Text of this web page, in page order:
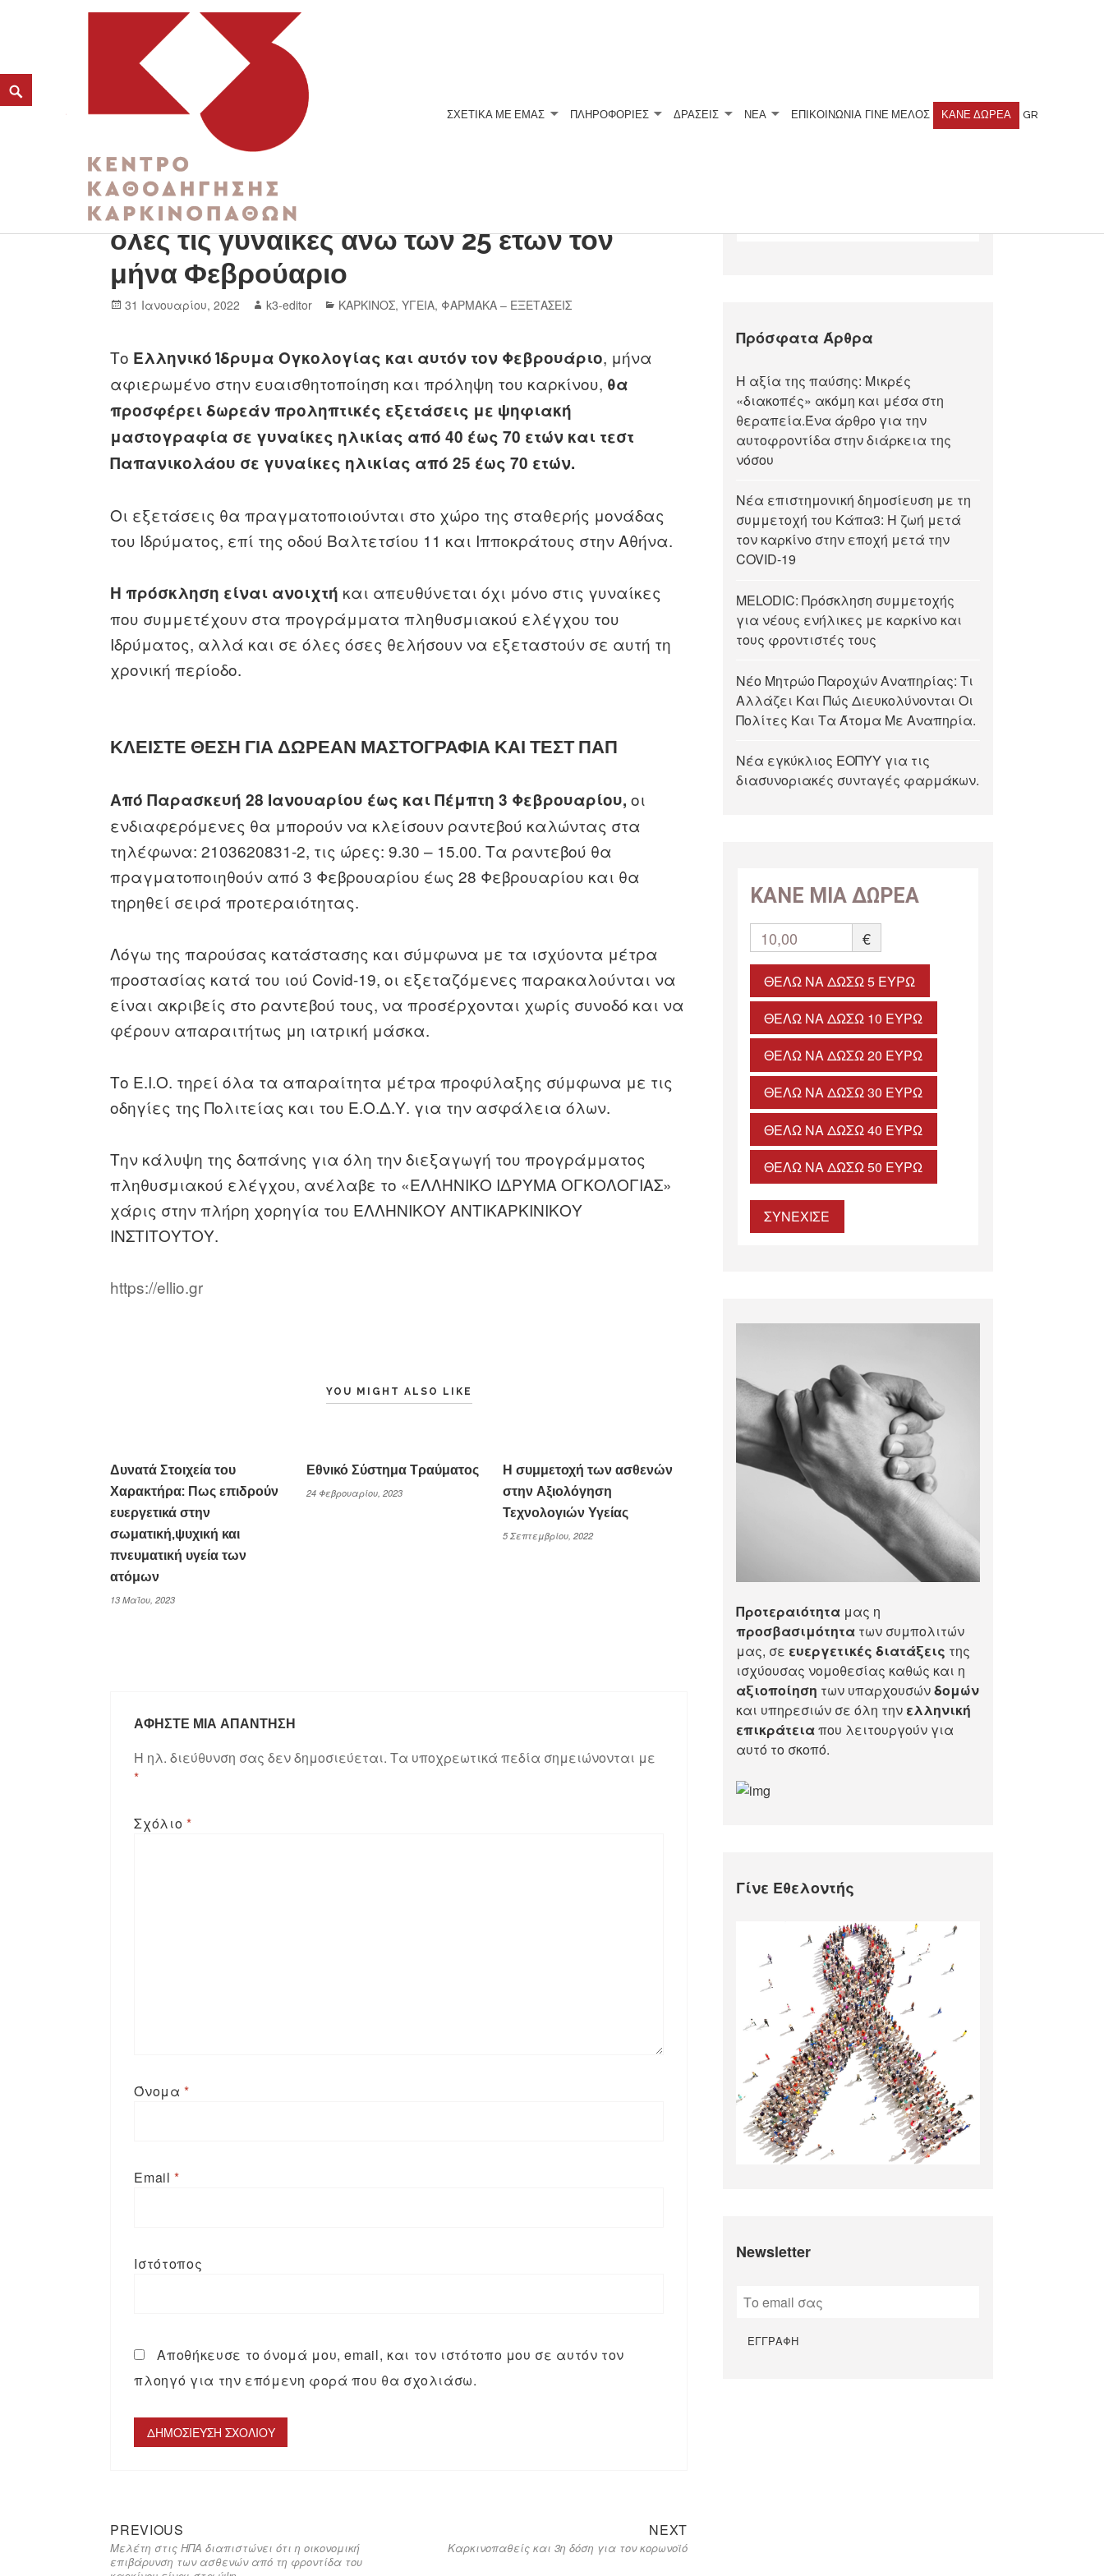
K3
ΚΕΝΤΡΟ ΚΑΘΟΔΗΓΗΣΗΣ ΚΑΡΚΙΝΟΠΑΘΩΝ
ΣΧΕΤΙΚΆ ΜΕ ΕΜΆΣ ΠΛΗΡΟΦΟΡΙΕΣ ΔΡΑΣΕΙΣ ΝΕΑ ΕΠΙΚΟΙΝΩΝΙΑ ΓΊΝΕ ΜΈΛΟΣ ΚΆΝΕ ΔΩΡΕΆ GR
Δωρεάν μαστογραφίες και τεστ ΠΑΠ για
όλες τις γυναίκες άνω των 25 ετών τον
μήνα Φεβρούαριο
31 Ιανουαρίου, 2022 k3-editor ΚΑΡΚΙΝΟΣ,ΥΓΕΙΑ, ΦΑΡΜΑΚΑ – ΕΞΕΤΑΣΕΙΣ
Το Ελληνικό Ίδρυμα Ογκολογίας και αυτόν τον Φεβρουάριο, μήνα
αφιερωμένο στην ευαισθητοποίηση και πρόληψη του καρκίνου, θα
προσφέρει δωρεάν προληπτικές εξετάσεις με ψηφιακή
μαστογραφία σε γυναίκες ηλικίας από 40 έως 70 ετών και τεστ
Παπανικολάου σε γυναίκες ηλικίας από 25 έως 70 ετών.
Οι εξετάσεις θα πραγματοποιούνται στο χώρο της σταθερής μονάδας
του Ιδρύματος, επί της οδού Βαλτετσίου 11 και Ιπποκράτους στην Αθήνα.
Η πρόσκληση είναι ανοιχτή και απευθύνεται όχι μόνο στις γυναίκες
που συμμετέχουν στα προγράμματα πληθυσμιακού ελέγχου του
Ιδρύματος, αλλά και σε όλες όσες θελήσουν να εξεταστούν σε αυτή τη
χρονική περίοδο.
ΚΛΕΙΣΤΕ ΘΕΣΗ ΓΙΑ ΔΩΡΕΑΝ ΜΑΣΤΟΓΡΑΦΙΑ ΚΑΙ ΤΕΣΤ ΠΑΠ
Από Παρασκευή 28 Ιανουαρίου έως και Πέμπτη 3 Φεβρουαρίου, οι
ενδιαφερόμενες θα μπορούν να κλείσουν ραντεβού καλώντας στα
τηλέφωνα: 2103620831-2, τις ώρες: 9.30 – 15.00. Τα ραντεβού θα
πραγματοποιηθούν από 3 Φεβρουαρίου έως 28 Φεβρουαρίου και θα
τηρηθεί σειρά προτεραιότητας.
Λόγω της παρούσας κατάστασης και σύμφωνα με τα ισχύοντα μέτρα
προστασίας κατά του ιού Covid-19, οι εξεταζόμενες παρακαλούνται να
είναι ακριβείς στο ραντεβού τους, να προσέρχονται χωρίς συνοδό και να
φέρουν απαραιτήτως μη ιατρική μάσκα.
Το Ε.Ι.Ο. τηρεί όλα τα απαραίτητα μέτρα προφύλαξης σύμφωνα με τις
οδηγίες της Πολιτείας και του Ε.Ο.Δ.Υ. για την ασφάλεια όλων.
Την κάλυψη της δαπάνης για όλη την διεξαγωγή του προγράμματος
πληθυσμιακού ελέγχου, ανέλαβε το «ΕΛΛΗΝΙΚΟ ΙΔΡΥΜΑ ΟΓΚΟΛΟΓΙΑΣ»
χάρις στην πλήρη χορηγία του ΕΛΛΗΝΙΚΟΥ ΑΝΤΙΚΑΡΚΙΝΙΚΟΥ
ΙΝΣΤΙΤΟΥΤΟΥ.
https://ellio.gr
YOU MIGHT ALSO LIKE
Δυνατά Στοιχεία του
Χαρακτήρα: Πως επιδρούν
ευεργετικά στην
σωματική,ψυχική και
πνευματική υγεία των
ατόμων
13 Μαΐου, 2023
Εθνικό Σύστημα Τραύματος
24 Φεβρουαρίου, 2023
Η συμμετοχή των ασθενών
στην Αξιολόγηση
Τεχνολογιών Υγείας
5 Σεπτεμβρίου, 2022
ΑΦΉΣΤΕ ΜΙΑ ΑΠΆΝΤΗΣΗ
Η ηλ. διεύθυνση σας δεν δημοσιεύεται. Τα υποχρεωτικά πεδία σημειώνονται με
*
Σχόλιο *
Όνομα*
Email*
Ιστότοπος
Αποθήκευσε το όνομά μου, email, και τον ιστότοπο μου σε αυτόν τον
πλοηγό για την επόμενη φορά που θα σχολιάσω.
PREVIOUS
Μελέτη στις ΗΠΑ διαπιστώνει ότι η οικονομική
επιβάρυνση των ασθενών από τη φροντίδα του
NEXT
Καρκινοπαθείς και 3η δόση για τον κορωνοϊό
Πρόσφατα Άρθρα
Η αξία της παύσης: Μικρές
«διακοπές» ακόμη και μέσα στη
θεραπεία.Ένα άρθρο για την
αυτοφροντίδα στην διάρκεια της
νόσου
Νέα επιστημονική δημοσίευση με τη
συμμετοχή του Κάπα3: Η ζωή μετά
τον καρκίνο στην εποχή μετά την
COVID-19
MELODIC: Πρόσκληση συμμετοχής
για νέους ενήλικες με καρκίνο και
τους φροντιστές τους
Νέο Μητρώο Παροχών Αναπηρίας: Τι
Αλλάζει Και Πώς Διευκολύνονται Οι
Πολίτες Και Τα Άτομα Με Αναπηρία.
Νέα εγκύκλιος ΕΟΠΥΥ για τις
διασυνοριακές συνταγές φαρμάκων.
ΚΑΝΕ ΜΙΑ ΔΩΡΕΑ
10,00 €
ΘΈΛΩ ΝΑ ΔΏΣΩ 5 ΕΥΡΏ
ΘΈΛΩ ΝΑ ΔΏΣΩ 10 ΕΥΡΏ
ΘΈΛΩ ΝΑ ΔΏΣΩ 20 ΕΥΡΏ
ΘΈΛΩ ΝΑ ΔΏΣΩ 30 ΕΥΡΏ
ΘΈΛΩ ΝΑ ΔΏΣΩ 40 ΕΥΡΏ
ΘΈΛΩ ΝΑ ΔΏΣΩ 50 ΕΥΡΏ
ΣΥΝΕΧΙΣΕ
Προτεραιότητα μας η
προσβασιμότητα των συμπολιτών
μας, σε ευεργετικές διατάξεις της
ισχύουσας νομοθεσίας καθώς και η
αξιοποίηση των υπαρχουσώνδομών
και υπηρεσιών σε όλη την ελληνική
επικράτειαπου λειτουργούν για
αυτό το σκοπό.​
Γίνε Εθελοντής
Newsletter